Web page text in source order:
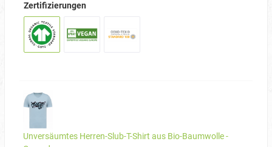
Zertifizierungen
Unversäumtes Herren-Slub-T-Shirt aus Bio-Baumwolle -